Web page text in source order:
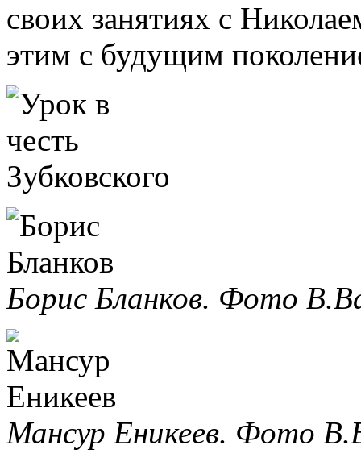
своих занятиях с
этим с будущим
Борис Бланков. Фото
Мансур Еникеев. Фото